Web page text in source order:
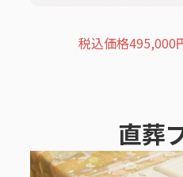
税込価格495,000
直葬